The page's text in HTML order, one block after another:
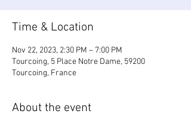
Time & Location
Nov 22, 2023, 2:30 PM – 7:00 PM
Tourcoing, 5 Place Notre Dame, 59200
Tourcoing, France
About the event